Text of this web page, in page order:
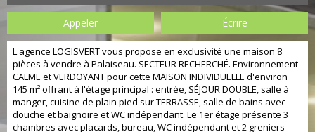
Appeler Écrire
L'agence LOGISVERT vous propose en exclusivité une maison 8
pièces à vendre à Palaiseau. SECTEUR RECHERCHÉ. Environnement
CALME et VERDOYANT pour cette MAISON INDIVIDUELLE d'environ
145 m² offrant à l'étage principal : entrée, SÉJOUR DOUBLE, salle à
manger, cuisine de plain pied sur TERRASSE, salle de bains avec
douche et baignoire et WC indépendant. Le 1er étage présente 3
chambres avec placards, bureau, WC indépendant et 2 greniers